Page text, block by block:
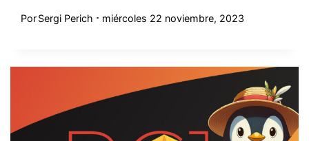
PorSergi Perich miércoles 22 noviembre, 2023